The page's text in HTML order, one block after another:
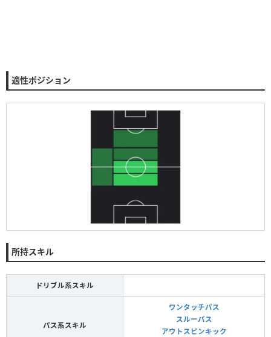
適性ポジション
所持スキル
ドリブル系スキル
パス系スキル
ワンタッチパス
スルーパス
アウトスピンキック